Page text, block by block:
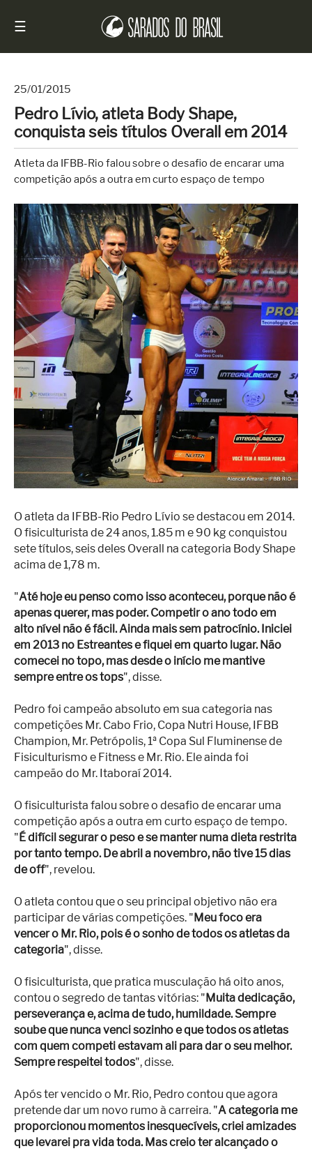
☰
Início
Notícias
Sarados
do
Entrevistas
Antes
e
Depois
Superação
Fisiculturismo
Anabolizantes
Suplementação
Alimentação
Saúde
Concursos
Moda
Contato
25/01/2015
Pedro Lívio, atleta Body Shape,
conquista seis títulos Overall em 2014
Atleta da IFBB-Rio falou sobre o desafio de encarar uma
competição após a outra em curto espaço de tempo
O atleta da IFBB-Rio Pedro Lívio se destacou em 2014.
O fisiculturista de 24 anos, 1.85 m e 90 kg conquistou
sete títulos, seis deles Overall na categoria Body Shape
acima de 1,78 m.
"Até hoje eu penso como isso aconteceu, porque não é
apenas querer, mas poder. Competir o ano todo em
alto nível não é fácil. Ainda mais sem patrocínio. Iniciei
em 2013 no Estreantes e fiquei em quarto lugar. Não
comecei no topo, mas desde o início me mantive
sempre entre os tops", disse.
Pedro foi campeão absoluto em sua categoria nas
competições Mr. Cabo Frio, Copa Nutri House, IFBB
Champion, Mr. Petrópolis, 1ª Copa Sul Fluminense de
Fisiculturismo e Fitness e Mr. Rio. Ele ainda foi
campeão do Mr. Itaboraí 2014.
O fisiculturista falou sobre o desafio de encarar uma
competição após a outra em curto espaço de tempo.
"É difícil segurar o peso e se manter numa dieta restrita
por tanto tempo. De abril a novembro, não tive 15 dias
de off", revelou.
O atleta contou que o seu principal objetivo não era
participar de várias competições. "Meu foco era
vencer o Mr. Rio, pois é o sonho de todos os atletas da
categoria", disse.
O fisiculturista, que pratica musculação há oito anos,
contou o segredo de tantas vitórias: "Muita dedicação,
perseverança e, acima de tudo, humildade. Sempre
soube que nunca venci sozinho e que todos os atletas
com quem competi estavam ali para dar o seu melhor.
Sempre respeitei todos", disse.
Após ter vencido o Mr. Rio, Pedro contou que agora
pretende dar um novo rumo à carreira. "A categoria me
proporcionou momentos inesquecíveis, criei amizades
que levarei pra vida toda. Mas creio ter alcançado o